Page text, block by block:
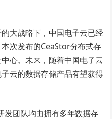
大战略下，中国电子云已经
次发布的CeaStor分布式存
心。未来，随着中国电子云
云的数据存储产品有望获得
发团队均由拥有多年数据存